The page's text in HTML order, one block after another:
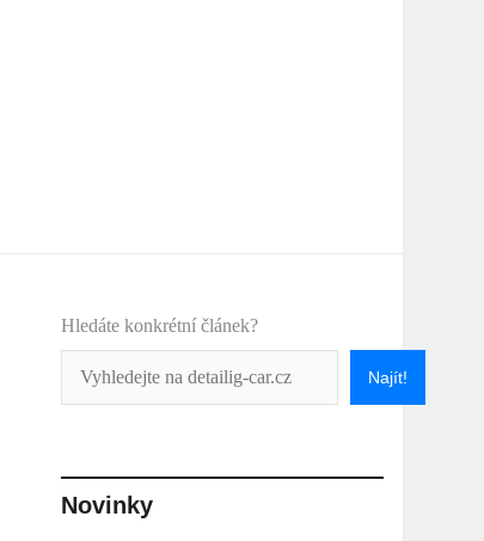
Hledáte konkrétní článek?
Najít!
Novinky